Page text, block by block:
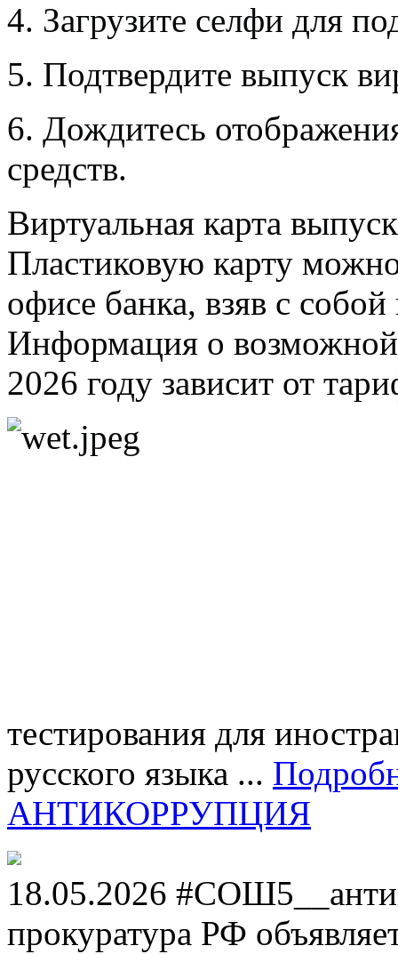
4. Загрузите селфи для
5. Подтвердите выпуск
6. Дождитесь
средств.
Виртуальная карта
Пластиковую карту
офисе банка, взяв с
Информация о возможной
2026 году зависит от
тестирования для
русского языка ...
АНТИКОРРУПЦИЯ
18.05.2026
прокуратура РФ